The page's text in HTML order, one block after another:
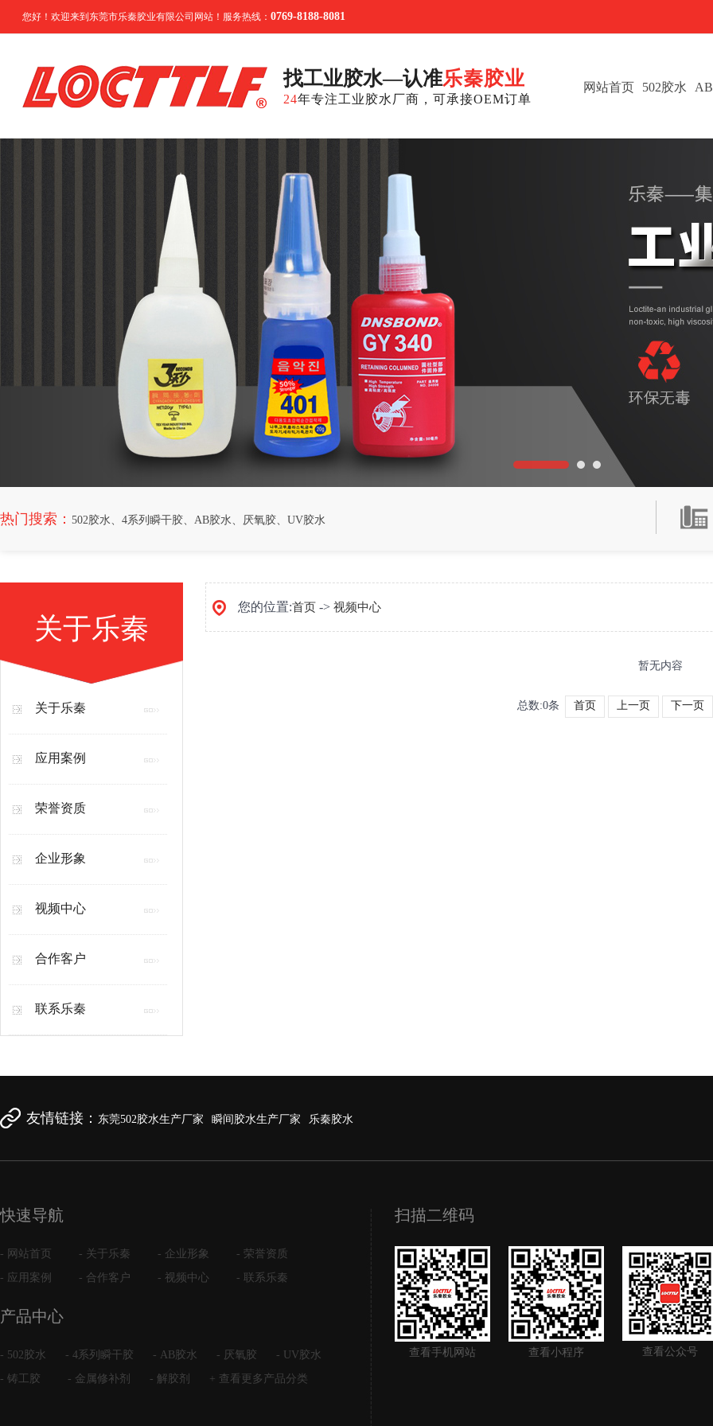
您好！欢迎来到东莞市乐秦胶业有限公司网站！服务热线： 0769-8188-8081
找工业胶水—认准乐秦胶业
24年专注工业胶水厂商，可承接OEM订单
网站首页 502胶水
热门搜索： 502胶水、 4系列瞬干胶、 AB胶水、 厌氧胶、 UV胶水
关于乐秦
关于乐秦
应用案例
荣誉资质
企业形象
视频中心
合作客户
联系乐秦
您的位置:首页 -> 视频中心
暂无内容
总数:0条 首页 上一页 下一页
友情链接： 东莞502胶水生产厂家 瞬间胶水生产厂家 乐秦胶水
快速导航
- 网站首页 - 关于乐秦 - 企业形象
- 荣誉资质
- 应用案例
- 合作客户 - 视频中心 - 联系乐秦
产品中心
- 502胶水 - 4系列瞬干胶 - AB胶水 - 厌氧胶
- UV胶水
- 铸工胶
- 金属修补剂 - 解胶剂 + 查看更多产品分类
扫描二维码
查看手机网站 查看小程序 查看公众号